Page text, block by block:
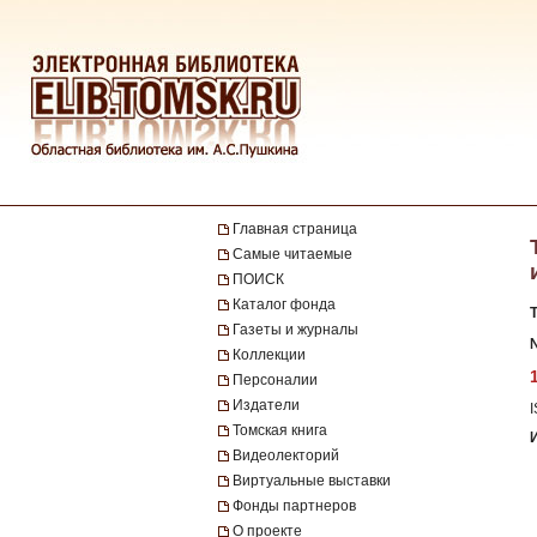
Главная страница
Самые читаемые
ПОИСК
Каталог фонда
Газеты и журналы
Коллекции
Персоналии
Издатели
Томская книга
Видеолекторий
Виртуальные выставки
Фонды партнеров
О проекте